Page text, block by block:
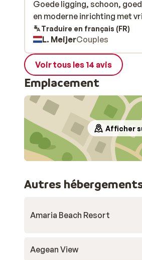
Goede ligging, schoon,
en moderne inrichting met
Goede ligging, schoon,
en moderne inrichting met
Traduire en français (FR)
L. MeijerCouples
Voir tous les 14 avis
Emplacement
Afficher
Autres
Amaria Beach Resort
Aegean View